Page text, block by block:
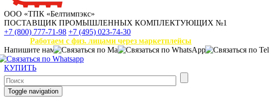
ООО «ТПК «Белтимпэкс»
ПОСТАВЩИК ПРОМЫШЛЕННЫХ КОМПЛЕКТУЮЩИХ №1
+7 (800) 777-71-98 +7 (495) 023-74-30
Работаем с физ. лицами через маркетплейсы
Напишите нам
КУПИТЬ
Toggle navigation